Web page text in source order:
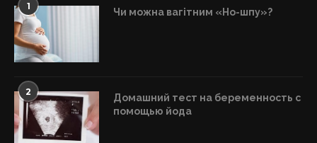
1 Чи можна вагітним «Но-шпу»?
2
Домашний тест на беременность с
помощью йода